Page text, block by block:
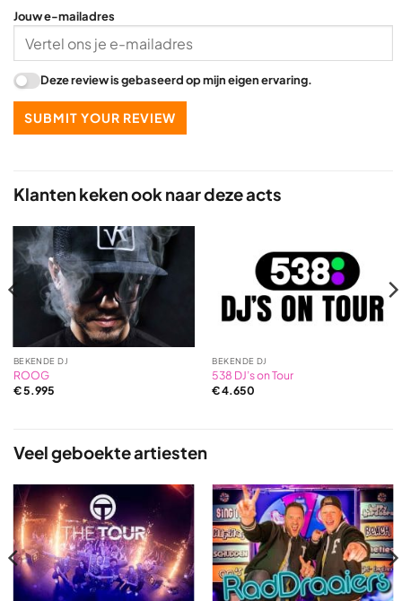
Klanten keken ook naar deze acts
BEKENDE DJ
ROOG
€5.995
BEKENDE DJ
538 DJ’s on Tour
€4.650
Veel geboekte artiesten
Jouw e-mailadres
Deze review is gebaseerd op mijn eigen ervaring.
SUBMIT YOUR REVIEW